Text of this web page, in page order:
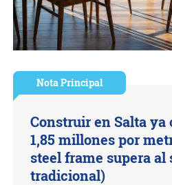
Nota Principal
Construir en Salta ya
1,85 millones por
steel frame supera al
tradicional)